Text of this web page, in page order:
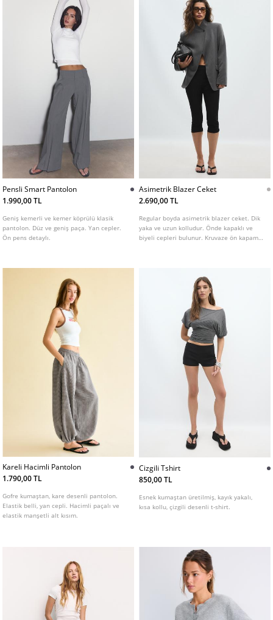
Pensli Smart Pantolon
1.990,00 TL
Geniş kemerli ve kemer köprülü klasik
pantolon. Düz ve geniş paça. Yan cepler.
Ön pens detaylı.
Asimetrik Blazer Ceket
2.690,00 TL
Regular boyda asimetrik blazer ceket. Dik
yaka ve uzun kolludur. Önde kapaklı ve
biyeli cepleri bulunur. Kruvaze ön kapama
Kareli Hacimli Pantolon
1.790,00 TL
Gofre kumaştan, kare desenli pantolon.
Elastik belli, yan cepli. Hacimli paçalı ve
elastik manşetli alt kısım.
Cizgili Tshirt
850,00 TL
Esnek kumaştan üretilmiş, kayık yakalı,
kısa kollu, çizgili desenli t-shirt.